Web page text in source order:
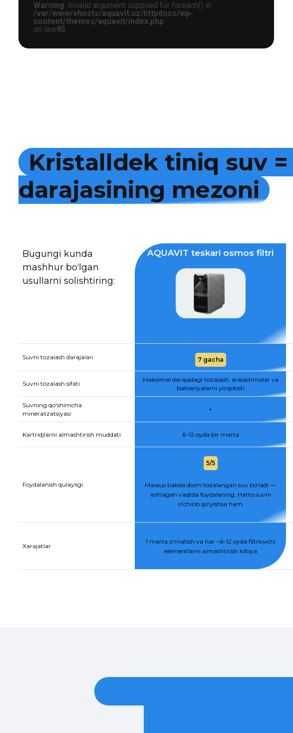
Warning: Invalid argument supplied for foreach() in
/var/www/vhosts/aquavit.uz/httpdocs/wp-
content/themes/aquavit/index.php
on line95
Kristalldek tiniq suv =
darajasining mezoni
Bugungi kunda
mashhur bo‘lgan
usullarni solishtiring:
AQUAVIT teskari osmos filtri
Suvni tozalash darajalari 7 gacha
Suvni tozalash sifati
Maksimal darajadagi tozalash: aralashmalar va
bakteriyalarni yo‘qotish
Suvning qo‘shimcha
mineralizatsiyasi
+
Kartridjlarni almashtirish muddati 6–12 oyda bir marta
Foydalanish qulayligi
5/5
Maxsus bakda doim tozalangan suv bo‘ladi —
xohlagan vaqtda foydalaning. Hatto suvni
o‘chirib qo‘yishsa ham
Xarajatlar
1 marta o‘rnatish va har ~6–12 oyda filtrlovchi
elementlarni almashtirish kifoya